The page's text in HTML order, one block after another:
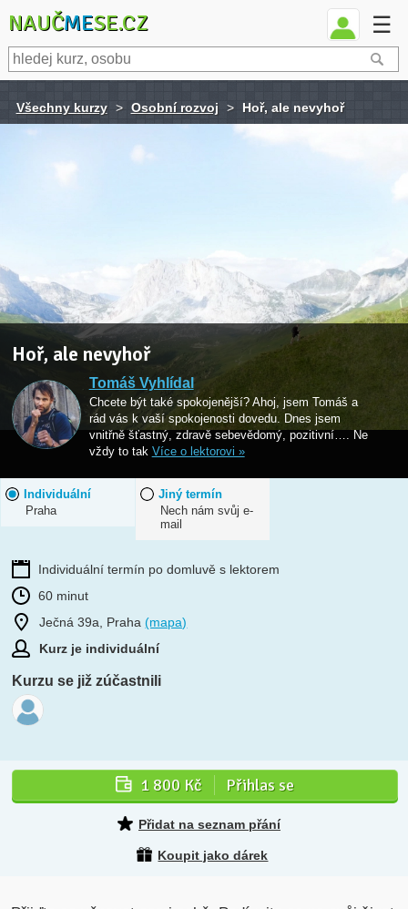
NAUČMESE.CZ ☰
Všechny kurzy > Osobní rozvoj > Hoř, ale nevyhoř
Hoř, ale nevyhoř
Tomáš Vyhlídal
Chcete být také spokojenější? Ahoj, jsem Tomáš a
rád vás k vaší spokojenosti dovedu. Dnes jsem
vnitřně šťastný, zdravě sebevědomý, pozitivní…. Ne
vždy to tak Více o lektorovi »
Individuální
Praha
Jiný termín
Nech nám svůj e-
mail
Individuální termín po domluvě s lektorem
60 minut
Ječná 39a, Praha(mapa)
Kurz je individuální
Kurzu se již zúčastnili
1 800 Kč Přihlas se
Přidat na seznam přání
Koupit jako dárek